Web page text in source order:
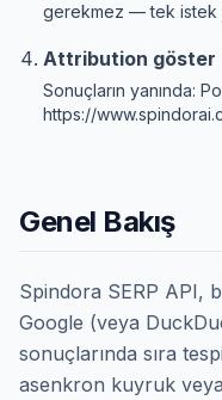
gerekmez — tek istek
Attribution göster
Sonuçların yanında:
https://
Genel Bakış
Spindora SERP API,
Google (veya
sonuçlarında sıra
asenkron kuyruk